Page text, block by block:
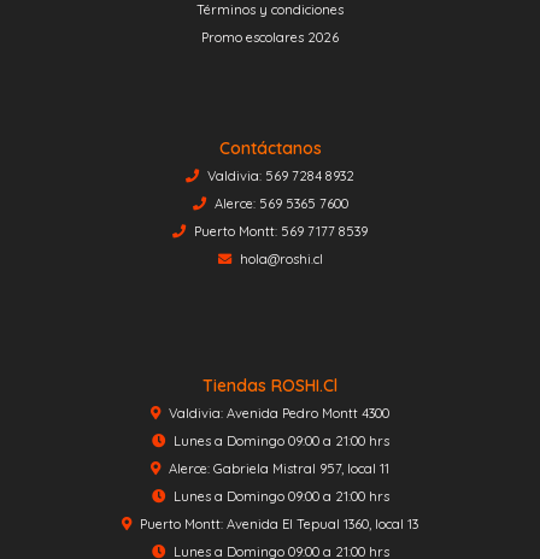
Términos y condiciones
Promo escolares 2026
Contáctanos
Valdivia: 569 7284 8932
Alerce: 569 5365 7600
Puerto Montt: 569 7177 8539
hola@roshi.cl
Tiendas ROSHI.cl
Valdivia: Avenida Pedro Montt 4300
Lunes a Domingo 09:00 a 21:00 hrs
Alerce: Gabriela Mistral 957, local 11
Lunes a Domingo 09:00 a 21:00 hrs
Puerto Montt: Avenida El Tepual 1360, local 13
Lunes a Domingo 09:00 a 21:00 hrs